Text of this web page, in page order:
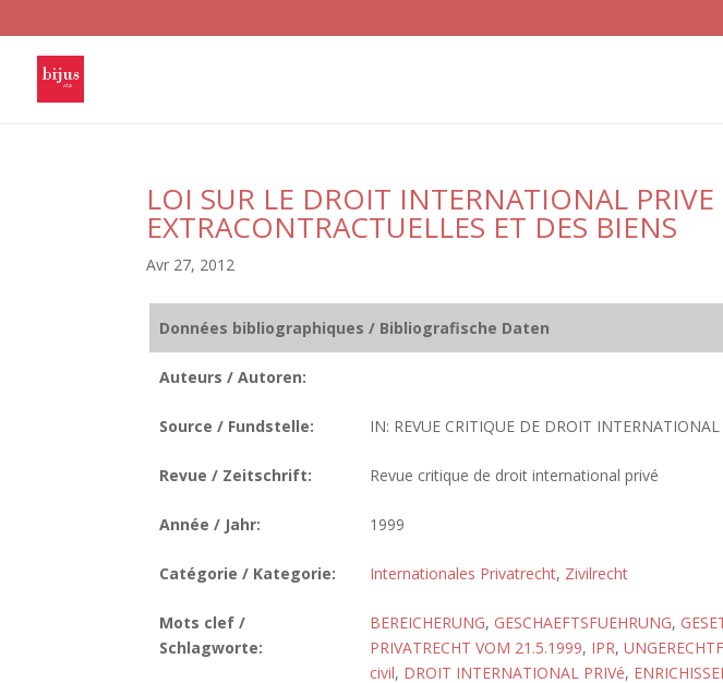
LOI SUR LE DROIT INTERNATIONAL
EXTRACONTRACTUELLES ET DES BIENS
Avr 27, 2012
Données bibliographiques / Bibliografische Daten
Auteurs / Autoren:
Source / Fundstelle: IN: REVUE CRITIQUE DE DROIT
Revue / Zeitschrift: Revue critique de droit international privé
Année / Jahr: 1999
Catégorie / Kategorie: Internationales Privatrecht, Zivilrecht
Mots clef /
Schlagworte:
BEREICHERUNG, GESCHAEFTSFUEHRUNG,
PRIVATRECHT VOM 21.5.1999, IPR,
civil, DROIT INTERNATIONAL PRIVé,